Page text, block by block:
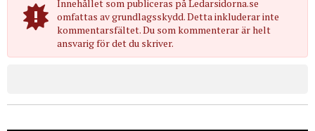
Innehållet som publiceras på Ledarsidorna.se
omfattas av grundlagsskydd. Detta inkluderar inte
kommentarsfältet. Du som kommenterar är helt
ansvarig för det du skriver.